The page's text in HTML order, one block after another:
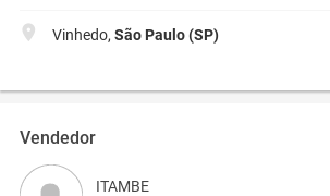
Vinhedo, São Paulo (SP)
Vendedor
ITAMBE